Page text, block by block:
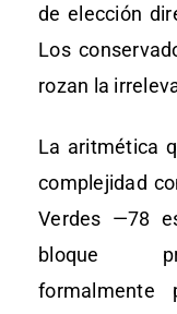
de elección
Los
rozan la
La aritmética
complejidad
Verdes —78
bloque